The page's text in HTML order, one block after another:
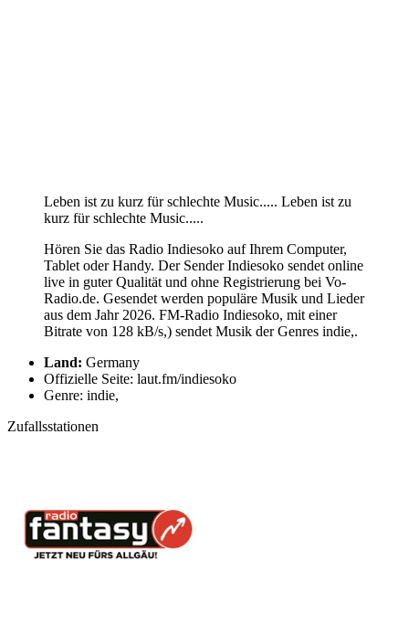
Leben ist zu kurz für schlechte Music..... Leben ist zu
kurz für schlechte Music.....
Hören Sie das Radio Indiesoko auf Ihrem Computer,
Tablet oder Handy. Der Sender Indiesoko sendet online
live in guter Qualität und ohne Registrierung bei Vo-
Radio.de. Gesendet werden populäre Musik und Lieder
aus dem Jahr 2026. FM-Radio Indiesoko, mit einer
Bitrate von 128 kB/s,) sendet Musik der Genres indie,.
Land: Germany
Offizielle Seite: laut.fm/indiesoko
Genre: indie,
Zufallsstationen